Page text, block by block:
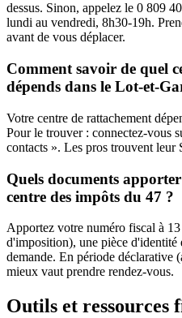
dessus. Sinon, appelez le 0 809
lundi au vendredi, 8h30-19h.
avant de vous déplacer.
Comment savoir de quel
dépends dans le Lot-et-
Votre centre de rattachement
Pour le trouver : connectez-vous
contacts ». Les pros trouvent leur
Quels documents
centre des impôts du 47 ?
Apportez votre numéro fiscal à
d'imposition), une pièce
demande. En période déclarative
mieux vaut prendre rendez-vous.
Outils et ressources